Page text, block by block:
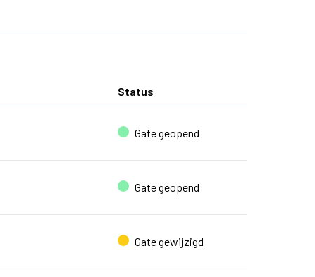
Status
Gate geopend
Gate geopend
Gate gewijzigd